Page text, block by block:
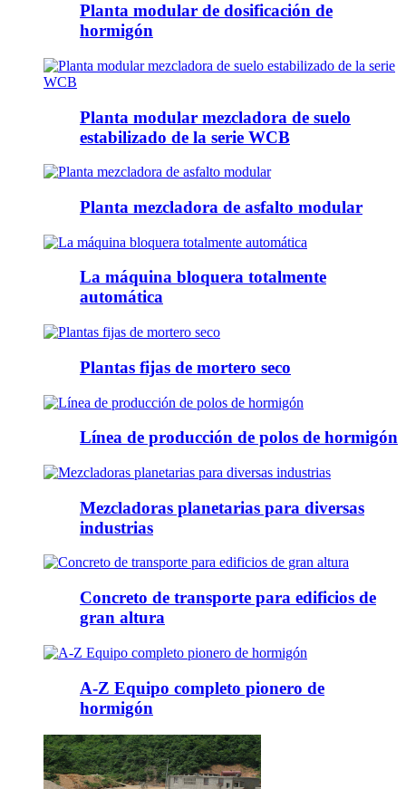
Planta modular de dosificación de
hormigón
Planta modular mezcladora de suelo
estabilizado de la serie WCB
Planta mezcladora de asfalto modular
La máquina bloquera totalmente
automática
Plantas fijas de mortero seco
Línea de producción de polos de hormigón
Mezcladoras planetarias para diversas
industrias
Concreto de transporte para edificios de
gran altura
A-Z Equipo completo pionero de
hormigón